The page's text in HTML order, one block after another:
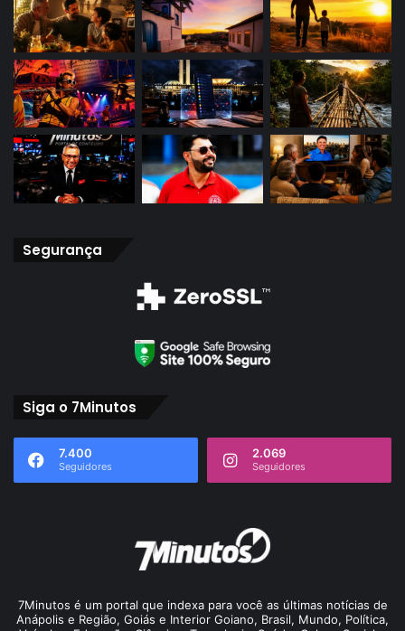
Segurança
Siga o 7Minutos
7.400
Seguidores
2.069
Seguidores
7Minutos é um portal que indexa para você as últimas notícias de
Anápolis e Região, Goiás e Interior Goiano, Brasil, Mundo, Política,